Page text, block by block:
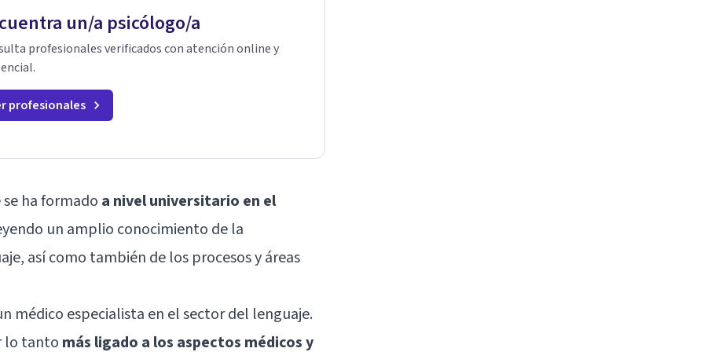
sobre tu vida diaria.
de
o
sesión lo acordamos en el primer contacto
un/a psicólogo/a
profesionales verificados con atención online y
profesionales
ha formado a nivel universitario en el
un amplio conocimiento de la
así como también de los procesos y áreas
médico especialista en el sector del lenguaje.
lo tanto más ligado a los aspectos médicos y